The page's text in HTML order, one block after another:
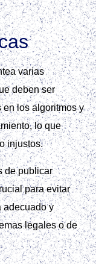
varias
deben ser
en los algoritmos y
lo que
injustos.
de publicar
para evitar
adecuado y
legales o de